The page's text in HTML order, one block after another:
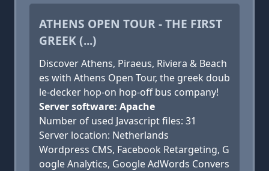
ATHENS OPEN TOUR - THE FIRST
GREEK (...)
Discover Athens, Piraeus, Riviera & Beach
es with Athens Open Tour, the greek doub
le-decker hop-on hop-off bus company!
Server software: Apache
Number of used Javascript files: 31
Server location: Netherlands
Wordpress CMS, Facebook Retargeting, G
oogle Analytics, Google AdWords Convers